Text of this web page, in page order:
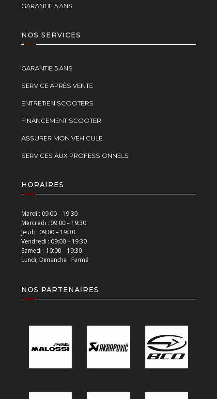
GARANTIE 5 ANS
NOS SERVICES
GARANTIE 5 ANS
SERVICE APRÈS VENTE
ENTRETIEN SCOOTERS
FINANCEMENT SCOOTER
ASSURER MON VEHICULE
SERVICES AUX PROFESSIONNELS
HORAIRES
Mardi : 09:00 – 19:30
Mercredi : 09:00 – 19:30
Jeudi : 09:00 – 19:30
Vendredi : 09:00 – 19:30
Samedi : 10:00 – 19:30
Lundi, Dimanche : Fermé
NOS PARTENAIRES